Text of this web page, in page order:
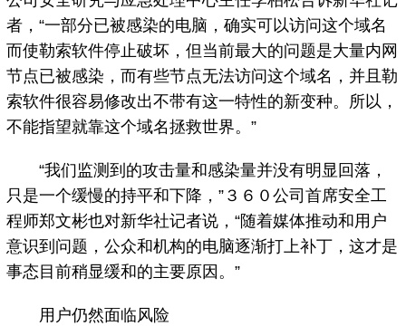
者，“一部分已被感染的电脑，确实可以访问这个域名
而使勒索软件停止破坏，但当前最大的问题是大量内网
节点已被感染，而有些节点无法访问这个域名，并且勒
索软件很容易修改出不带有这一特性的新变种。所以，
不能指望就靠这个域名拯救世界。”
“我们监测到的攻击量和感染量并没有明显回落，
只是一个缓慢的持平和下降，”３６０公司首席安全工
程师郑文彬也对新华社记者说，“随着媒体推动和用户
意识到问题，公众和机构的电脑逐渐打上补丁，这才是
事态目前稍显缓和的主要原因。”
用户仍然面临风险